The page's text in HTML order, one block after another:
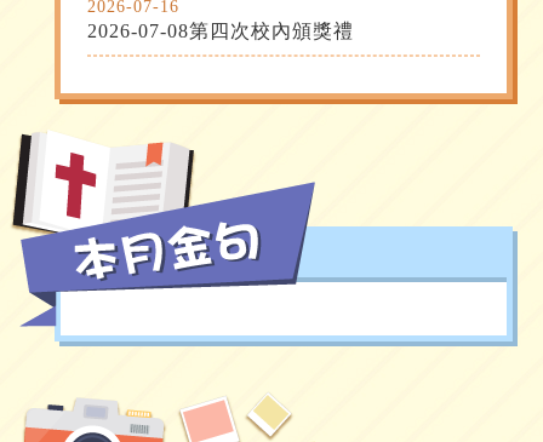
2026-07-16
2026-07-08第四次校內頒獎禮